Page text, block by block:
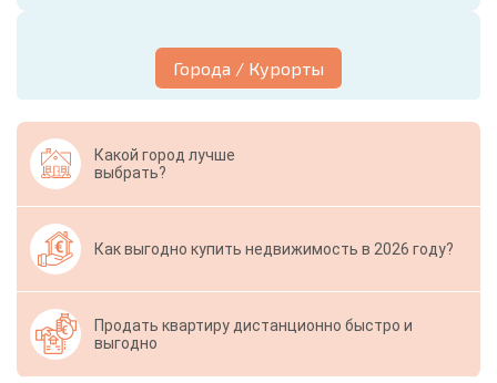
Города / Курорты
Какой город лучше
выбрать?
Как выгодно купить недвижимость в 2026 году?
Продать квартиру дистанционно быстро и
выгодно